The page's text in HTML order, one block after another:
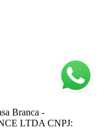
Branca -
LTDA CNPJ: